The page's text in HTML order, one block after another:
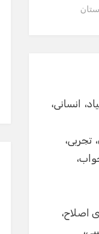
انسانی
تجربی
اصلاح